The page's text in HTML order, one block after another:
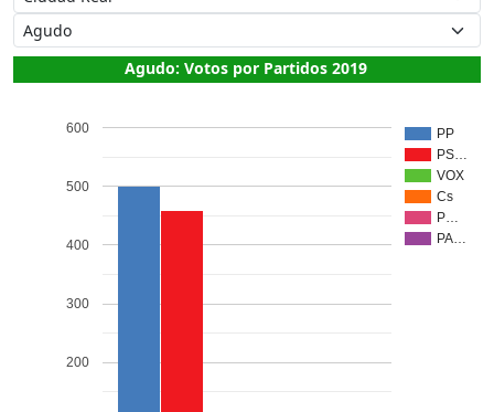
Agudo: Votos por Partidos 2019
PP
PS…
VOX
Cs
P…
PA…
200
300
400
500
600